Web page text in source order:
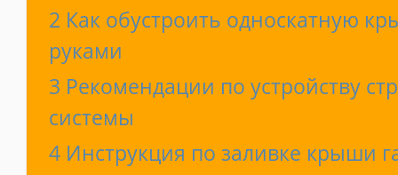
2 Как обустроить односкатную
руками
3 Рекомендации по устройству
системы
4 Инструкция по заливке крыши